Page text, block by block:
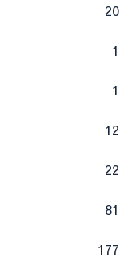
20
1
1
12
22
81
177